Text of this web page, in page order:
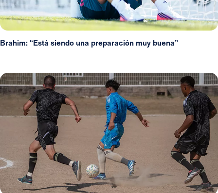
Brahim: “Está siendo una preparación muy buena”